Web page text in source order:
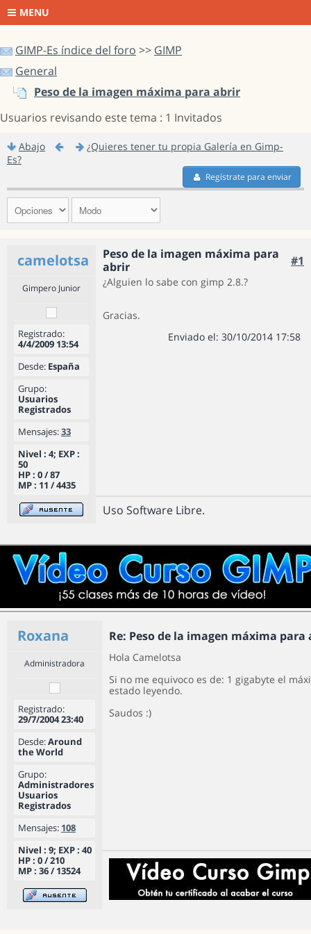
MENU
GIMP-Es índice del foro >> GIMP
General
Peso de la imagen máxima para abrir
Usuarios revisando este tema : 1 Invitados
Abajo
¿Quieres tener tu propia Galería en Gimp-
Es?
Regístrate para enviar
camelotsa
Peso de la imagen máxima para
abrir
#1
Gimpero Junior
Registrado:
4/4/2009 13:54
Desde: España
Grupo:
Usuarios
Registrados
Mensajes:33
Nivel : 4; EXP :
50
HP : 0 / 87
MP : 11 / 4435
¿Alguien lo sabe con gimp 2.8.?
Gracias.
Enviado el: 30/10/2014 17:58
Uso Software Libre.
Roxana Re: Peso de la imagen máxima para
Administradora
Registrado:
29/7/2004 23:40
Desde:Around
the World
Grupo:
Administradores
Usuarios
Registrados
Mensajes: 108
Nivel : 9; EXP : 40
HP : 0 / 210
MP : 36 / 13524
Hola Camelotsa
Si no me equivoco es de: 1 gigabyte el
estado leyendo.
Saudos :)